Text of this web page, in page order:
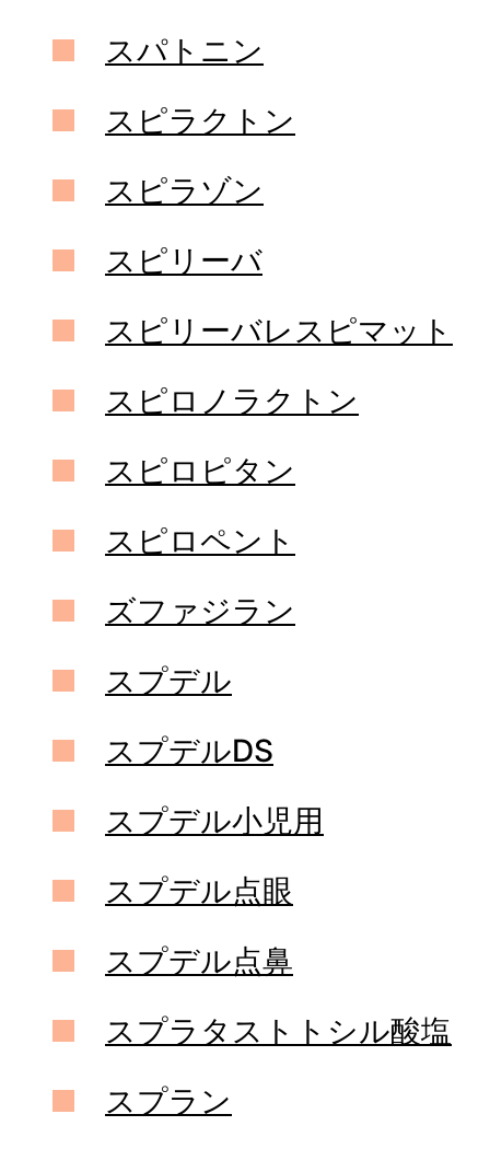
スパトニン
スピラクトン
スピラゾン
スピリーバ
スピリーバレスピマット
スピロノラクトン
スピロピタン
スピロペント
ズファジラン
スプデル
スプデルDS
スプデル小児用
スプデル点眼
スプデル点鼻
スプラタストトシル酸塩
スプラン